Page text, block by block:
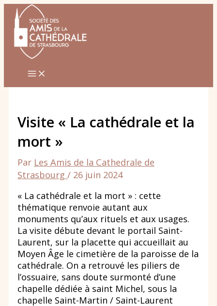
Aller
contenu
Visite « La cathédrale et la
mort »
Par Les Amis de la Cathedrale de
Strasbourg/ 26 juin 2024
« La cathédrale et la mort » : cette
thématique renvoie autant aux
monuments qu’aux rituels et aux usages.
La visite débute devant le portail Saint-
Laurent, sur la placette qui accueillait au
Moyen Âge le cimetière de la paroisse de la
cathédrale. On a retrouvé les piliers de
l’ossuaire, sans doute surmonté d’une
chapelle dédiée à saint Michel, sous la
chapelle Saint-Martin / Saint-Laurent